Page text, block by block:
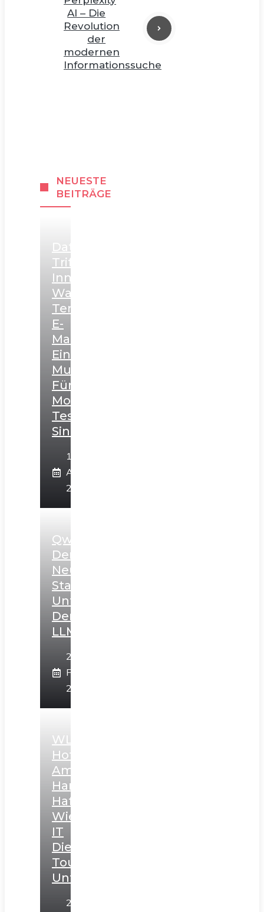
AI – Die
Revolution
der
modernen
Informationssuche
NEUESTE
BEITRÄGE
Datenschutz
Trifft
Innovation:
Warum
Temporäre
E-
Mails
Ein
Muss
Für
Moderne
Testumgebungen
Sind
16.
April
2025
Qwen:
Der
Neue
Star
Unter
Den
LLMs
23.
Februar
2025
WLAN-
Hotspots
Am
Hamburger
Hafen:
Wie
IT
Die
Tourismusbranche
Unterstützt
28.